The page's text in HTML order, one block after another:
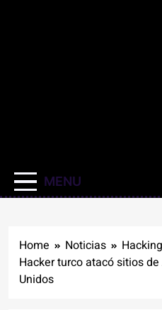
MENU
Home Noticias
Hacker turco atacó sitios
Unidos